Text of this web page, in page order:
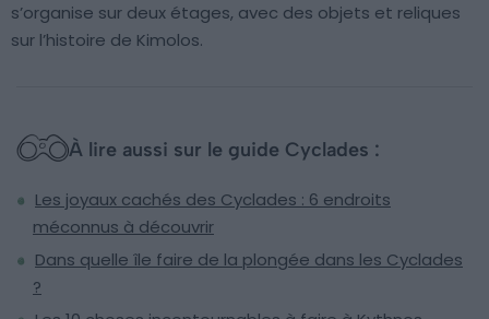
s’organise sur deux étages, avec des objets et reliques
sur l’histoire de Kimolos.
À lire aussi sur le guide Cyclades :
Les joyaux cachés des Cyclades : 6 endroits
méconnus à découvrir
Dans quelle île faire de la plongée dans les Cyclades
?